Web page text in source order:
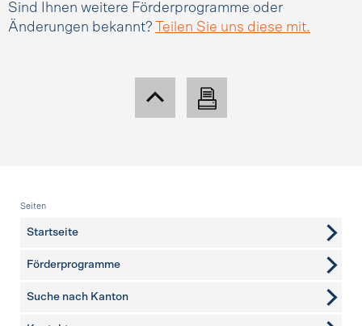
Sind Ihnen weitere Förderprogramme oder
Änderungen bekannt?
Teilen Sie uns diese mit.
Fusszeile
Seiten
Startseite
Förderprogramme
Suche nach Kanton